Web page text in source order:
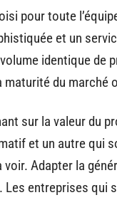
pour toute
et un
identique de
du marché
sur la valeur du
et un autre qui
Adapter la
entreprises qui